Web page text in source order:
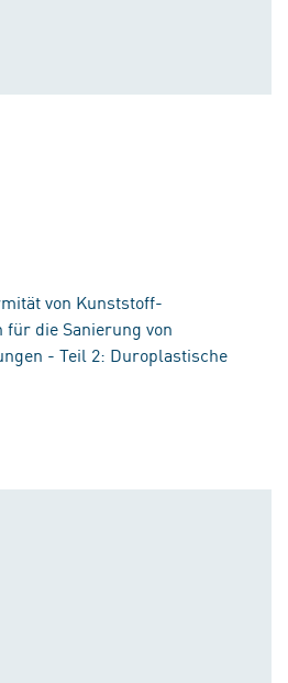
von Kunststoff-
die Sanierung von
- Teil 2: Duroplastische